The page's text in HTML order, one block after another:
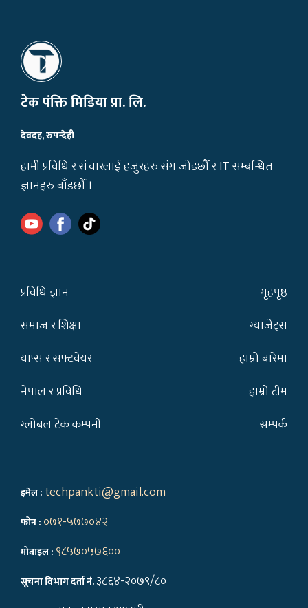
टेक पंक्ति मिडिया प्रा. लि.
देवदह, रुपन्देही
हामी प्रविधि र संचारलाई हजुरहरु संग जोडछौँ र IT सम्बन्धित
ज्ञानहरु बाँडछौँ ।
प्रविधि ज्ञान
समाज र शिक्षा
याप्स र सफ्टवेयर
नेपाल र प्रविधि
ग्लोबल टेक कम्पनी
गृहपृष्ठ
ग्याजेट्स
हाम्रो बारेमा
हाम्रो टीम
सम्पर्क
इमेल : techpankti@gmail.com
फोन : ०७१-५७७०४२
मोबाइल : ९८५७०५७६००
सूचना विभाग दर्ता नं.३८६४-२०७९/८०